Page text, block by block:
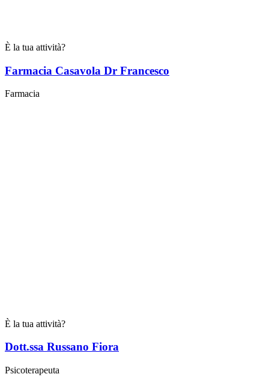
È la tua attività?
Farmacia Casavola Dr Francesco
Farmacia
È la tua attività?
Dott.ssa Russano Fiora
Psicoterapeuta